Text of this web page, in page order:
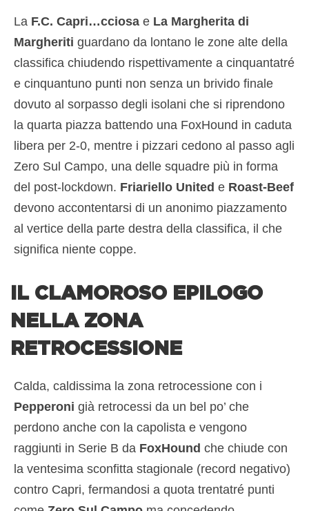
La F.C. Capri…cciosa e La Margherita di
Margheriti guardano da lontano le zone alte della
classifica chiudendo rispettivamente a cinquantatré
e cinquantuno punti non senza un brivido finale
dovuto al sorpasso degli isolani che si riprendono
la quarta piazza battendo una FoxHound in caduta
libera per 2-0, mentre i pizzari cedono al passo agli
Zero Sul Campo, una delle squadre più in forma
del post-lockdown. Friariello United e Roast-Beef
devono accontentarsi di un anonimo piazzamento
al vertice della parte destra della classifica, il che
significa niente coppe.
IL CLAMOROSO EPILOGO
NELLA ZONA
RETROCESSIONE
Calda, caldissima la zona retrocessione con i
Pepperoni già retrocessi da un bel po’ che
perdono anche con la capolista e vengono
raggiunti in Serie B da FoxHound che chiude con
la ventesima sconfitta stagionale (record negativo)
contro Capri, fermandosi a quota trentatré punti